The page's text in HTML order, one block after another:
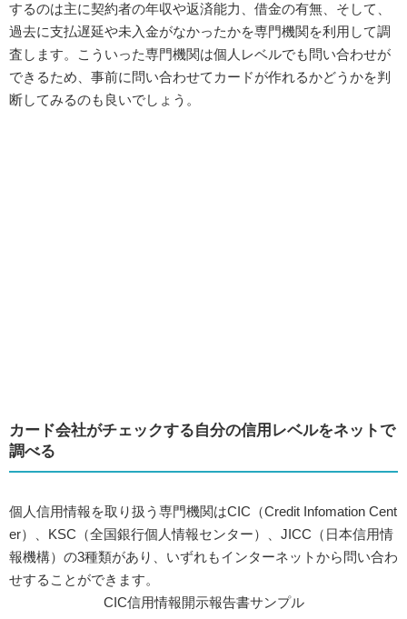
するのは主に契約者の年収や返済能力、借金の有無、そして、
過去に支払遅延や未入金がなかったかを専門機関を利用して調
査します。こういった専門機関は個人レベルでも問い合わせが
できるため、事前に問い合わせてカードが作れるかどうかを判
断してみるのも良いでしょう。
カード会社がチェックする自分の信用レベルをネットで
調べる
個人信用情報を取り扱う専門機関はCIC（Credit Infomation Cent
er）、KSC（全国銀行個人情報センター）、JICC（日本信用情
報機構）の3種類があり、いずれもインターネットから問い合わ
せすることができます。
CIC信用情報開示報告書サンプル